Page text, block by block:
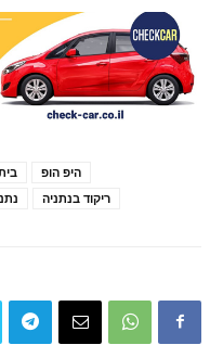
היפ הופ
ריקוד בנתניה